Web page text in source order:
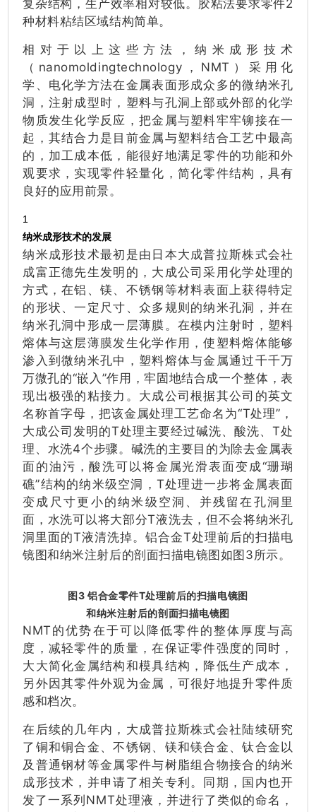
复杂结构，生产效率相对较低。胶粘法要求零件2
种材料粘结区域结构简单。
相对于以上这些方法，纳米成形技术
（nanomoldingtechnology，NMT）采用化
学、电化学方法在金属表面形成众多的微纳米孔
洞，注射成型时，塑料与孔洞上部或外部的化学
物质发生化学反应，把金属与塑料牢牢铆接在一
起，其结合力是目前金属与塑料结合工艺中最高
的，加工成本低，能很好地满足零件的功能和外
观要求，实现零件轻量化，简化零件结构，具有
良好的应用前景。
1
纳米成形技术的发展
纳米成形技术最初是由日本大成普拉斯株式会社
成富正德先生发明的，大成公司采用化学处理的
方式，在铝、镁、不锈钢等材料表面上获得特定
的形状、一定尺寸、众多规则的纳米孔洞，并在
纳米孔洞中形成一层薄膜。在模内注射时，塑料
熔体与这层薄膜发生化学作用，使塑料熔体能够
渗入到微纳米孔中，塑料熔体与金属通过千千万
万微孔的“嵌入”作用，牢固地结合成一个整体，表
现出极强的粘接力。大成公司根据其公司的英文
名称首字母，把该金属处理工艺命名为“T处理”，
大成公司发明的T处理主要经过碱洗、酸洗、T处
理、水洗4个步骤。碱洗的主要目的为除去金属表
面的油污，酸洗可以将金属光滑表面变成“珊瑚
礁”结构的纳米级空洞，T处理进一步将金属表面
变成尺寸更小的纳米级空洞、并残留在孔洞里
面，水洗可以将大部分T液洗去，但不会将纳米孔
洞里面的T液清洗掉。铝合金T处理前后的扫描电
镜图和纳米注射后的剖面扫描电镜图如图3所示。
图3 铝合金零件T处理前后的扫描电镜图
和纳米注射后的剖面扫描电镜图
NMT的优势在于可以降低零件的整体厚度与高
度，减轻零件的质量，在保证零件强度的同时，
大大简化金属结构和模具结构，降低生产成本，
另外因其零件外观为金属，可很好地提升零件质
感和档次。
在后续的几年内，大成普拉斯株式会社陆续研究
了铜和铜合金、不锈钢、镁和镁合金、钛合金以
及普通钢材等金属零件与树脂组合物接合的纳米
成形技术，并申请了相关专利。同期，国内也开
发了一系列NMT处理液，并进行了类似的命名，